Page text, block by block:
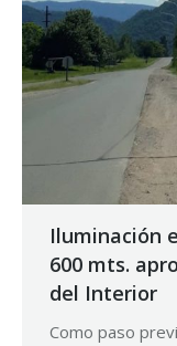
Iluminación
600 mts.
del Interior
Como paso